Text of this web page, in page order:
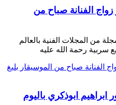
الفنانة صباح من
من المجلات الفنية بالعالم
سربية رحمة الله عليه
ابراهيم ابوذكري باليوم